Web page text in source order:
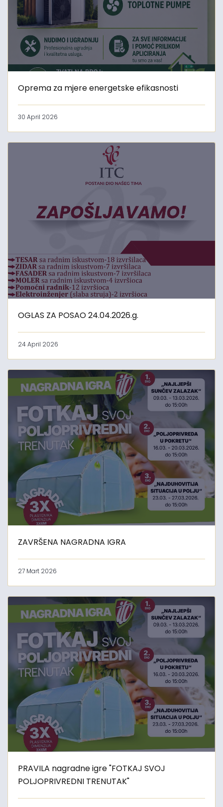
Oprema za mjere energetske efikasnosti
30 April 2026
OGLAS ZA POSAO 24.04.2026.g.
24 April 2026
ZAVRŠENA NAGRADNA IGRA
27 Mart 2026
PRAVILA nagradne igre "FOTKAJ SVOJ
POLJOPRIVREDNI TRENUTAK"